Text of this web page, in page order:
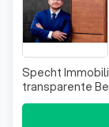
Specht
transparente
Leipzig & Halle.
individuelle